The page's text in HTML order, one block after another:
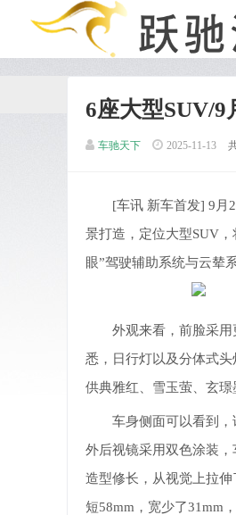
6座大型SUV/9
车驰天下 2025-11-13
[车讯 新车首发] 9月
景打造，定位大型SUV
眼”驾驶辅助系统与云辇
外观来看，前脸采
悉，日行灯以及分体式
供典雅红、雪玉萤、玄璟
车身侧面可以看到
外后视镜采用双色涂装
造型修长，从视觉上拉
短58mm，宽少了31mm